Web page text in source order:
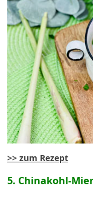
>> zum Rezept
5. Chinakohl-